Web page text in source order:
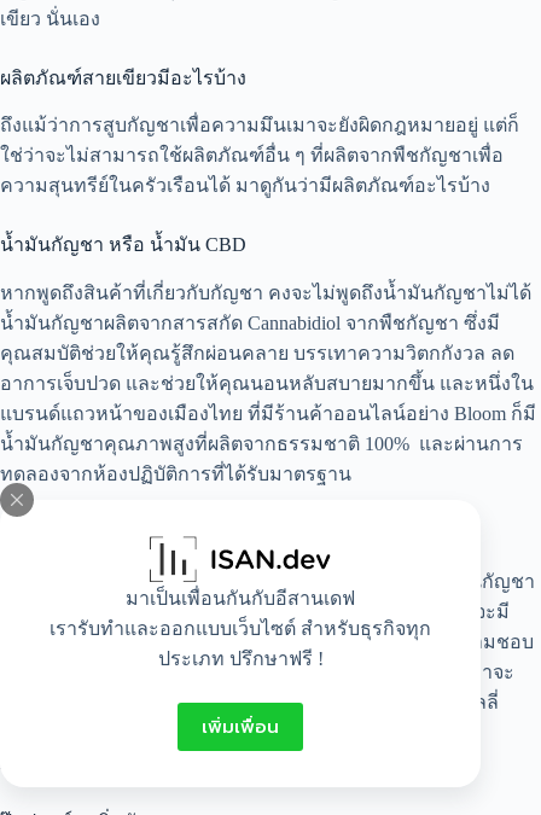
มาเป็นเพื่อนกันกับอีสานเดฟ
เรารับทำและออกแบบเว็บไซต์ สำหรับธุรกิจทุก
ประเภท ปรึกษาฟรี !
เพิ่มเพื่อน
เขียว นั่นเอง
ผลิตภัณฑ์สายเขียวมีอะไรบ้าง
ถึงแม้ว่าการสูบกัญชาเพื่อความมึนเมาจะยังผิดกฎหมายอยู่ แต่ก็
ใช่ว่าจะไม่สามารถใช้ผลิตภัณฑ์อื่น ๆ ที่ผลิตจากพืชกัญชาเพื่อ
ความสุนทรีย์ในครัวเรือนได้ มาดูกันว่ามีผลิตภัณฑ์อะไรบ้าง
น้ำมันกัญชา หรือ น้ำมัน CBD
หากพูดถึงสินค้าที่เกี่ยวกับกัญชา คงจะไม่พูดถึงน้ำมันกัญชาไม่ได้
น้ำมันกัญชาผลิตจากสารสกัด Cannabidiol จากพืชกัญชา ซึ่งมี
คุณสมบัติช่วยให้คุณรู้สึกผ่อนคลาย บรรเทาความวิตกกังวล ลด
อาการเจ็บปวด และช่วยให้คุณนอนหลับสบายมากขึ้น และหนึ่งใน
แบรนด์แถวหน้าของเมืองไทย ที่มีร้านค้าออนไลน์อย่าง Bloom ก็มี
น้ำมันกัญชาคุณภาพสูงที่ผลิตจากธรรมชาติ 100% และผ่านการ
ทดลองจากห้องปฏิบัติการที่ได้รับมาตรฐาน
เยลลี่ CBD เป็นผลิตภัณฑ์กัญชาทางเลือกเช่นเดียวกับน้ำมันกัญชา
ซึ่งอัดแน่นไปด้วยสรรพคุณต่าง ๆ ของสารสกัด CBD แต่ว่าจะมี
รสชาติที่ดีกว่า และยังมีหลากหลายรสชาติให้เลือกตามความชอบ
เพื่อเอาใจน้องใหม่ที่เพิ่งเริ่มเดินทางสายเขียว หากคุณไม่รู้ว่าจะ
ลองเยลลี่ CBD ชิ้นแรกของคุณได้ที่ไหน ร้าน
มีเยลลี่
มากมายให้คุณได้ลอง คุณสามารถค้นหาเพจของร้านได้ที่